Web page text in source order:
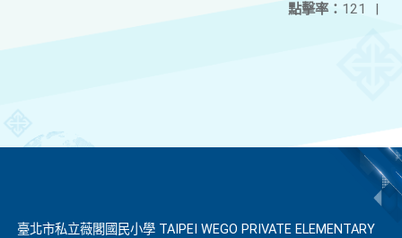
點擊率： 121 |
臺北市私立薇閣國民小學 TAIPEI WEGO PRIVATE ELEMENTARY